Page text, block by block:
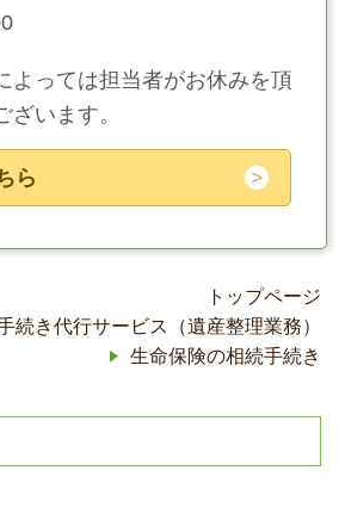
よっては担当者がお休みを頂
います。
ら
トップページ
続き代行サービス（遺産整理業務）
生命保険の相続手続き